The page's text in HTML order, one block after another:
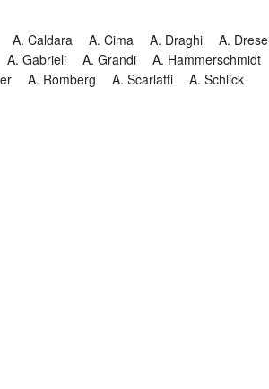
A. Caldara A. Cima A. Draghi
A. Drese
A. Gabrieli A. Grandi
A. Hammerschmidt
A. Romberg A. Scarlatti
A. Schlick